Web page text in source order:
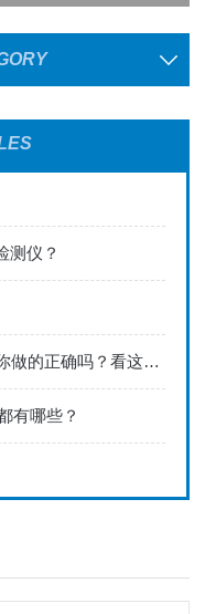
测仪？
对于CO2纯度检测仪的使用你做的正确吗？看这里！
有哪些？